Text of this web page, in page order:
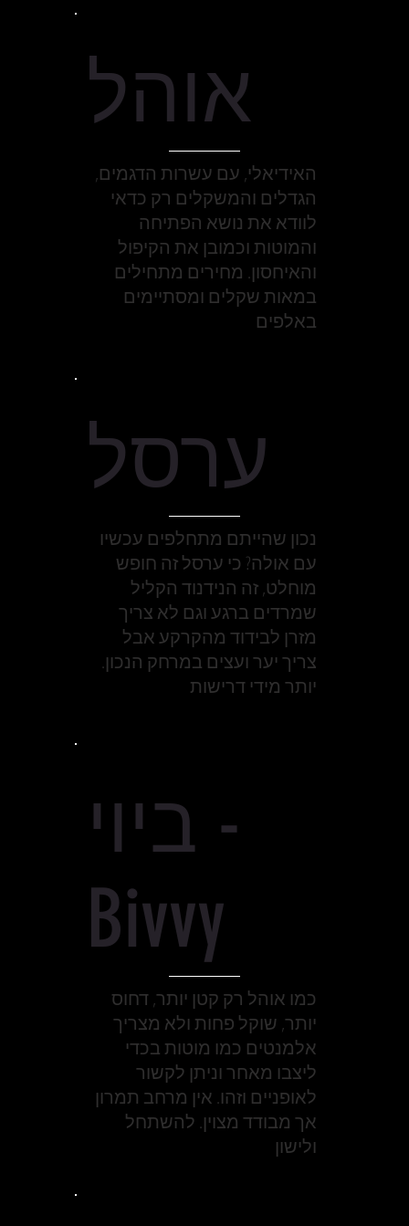
אוהל
האידיאלי, עם עשרות הדגמים,
הגדלים והמשקלים רק כדאי
לוודא את נושא הפתיחה
והמוטות וכמובן את הקיפול
והאיחסון. מחירים מתחילים
במאות שקלים ומסתיימים
באלפים
ביוי -
Bivvy
כמו אוהל רק קטן יותר, דחוס
יותר, שוקל פחות ולא מצריך
אלמנטים כמו מוטות בכדי
ליצבו מאחר וניתן לקשור
לאופניים וזהו. אין מרחב תמרון
אך מבודד מצוין. להשתחל
ולישון
ערסל
נכון שהייתם מתחלפים עכשיו
עם אולה? כי ערסל זה חופש
מוחלט, זה הנידנוד הקליל
שמרדים ברגע וגם לא צריך
מזרן לבידוד מהקרקע אבל
צריך יער ועצים במרחק הנכון.
יותר מידי דרישות